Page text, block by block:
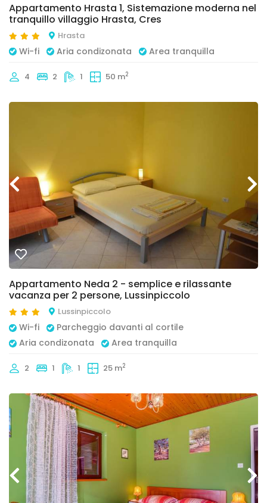
Appartamento Hrasta 1, Sistemazione moderna nel
tranquillo villaggio Hrasta, Cres
Hrasta
Wi-fi Aria condizonata Area tranquilla
4 2 1 50 m2
Appartamento Neda 2 - semplice e rilassante
vacanza per 2 persone, Lussinpiccolo
Lussinpiccolo
Wi-fi
Parcheggio davanti al cortile
Aria condizonata
Area tranquilla
2 1 1 25 m2